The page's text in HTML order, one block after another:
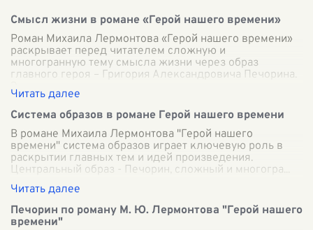
Смысл жизни в романе «Герой нашего времени»
Роман Михаила Лермонтова «Герой нашего времени»
раскрывает перед читателем сложную и
многогранную тему смысла жизни через образ
главного героя – Григория Александровича Печорина.
Э...
Система образов в романе Герой нашего времени
В романе Михаила Лермонтова "Герой нашего
времени" система образов играет ключевую роль в
раскрытии главных тем и идей произведения.
Центральный образ - Печорин, сложный и многогра
Печорин по роману М. Ю. Лермонтова "Герой нашего
времени"